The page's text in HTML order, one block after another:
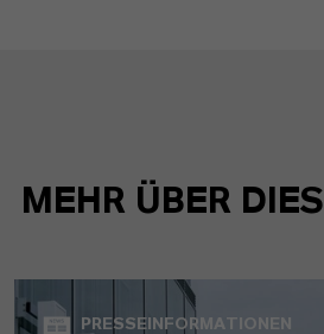
MEHR ÜBER
PRESSEINFORMATIONEN